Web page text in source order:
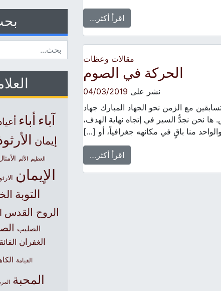
اقرأ أكثر…
مقالات وعظات
الحركة في الصوم
نشر على 04/03/2019
مع الزمن نحو الجهاد المبارك جهاد
ها نحن نجدُّ السير في إتجاه نهاية الهدف،
والواحد منا باقٍ في مكانهه جغرافياً، أو […]
اقرأ أكثر…
آباء أباء
إيمان
العظيم الألم
الإيمان
التوبة
الروح القدس
الصليب
الغفران
القيامة
المحبة